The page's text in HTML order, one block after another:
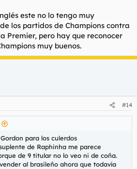
este no lo tengo muy
los partidos de Champions contra
Premier, pero hay que reconocer
muy buenos.
#14
para los culerdos
de Raphinha me parece
de 9 titular no lo veo ni de coña.
al brasileño ahora que todavía